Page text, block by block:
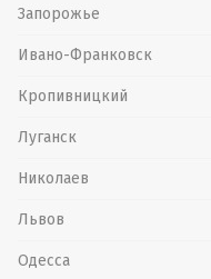
Запорожье
Ивано-Франковск
Кропивницкий
Луганск
Николаев
Львов
Одесса